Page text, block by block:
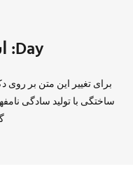
Day: اسفند 21, 1391
برای تغییر این متن بر روی
ساختگی با تولید سادگی